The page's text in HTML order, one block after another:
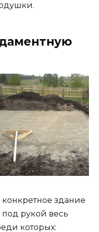
конкретное здание
под рукой весь
которых: